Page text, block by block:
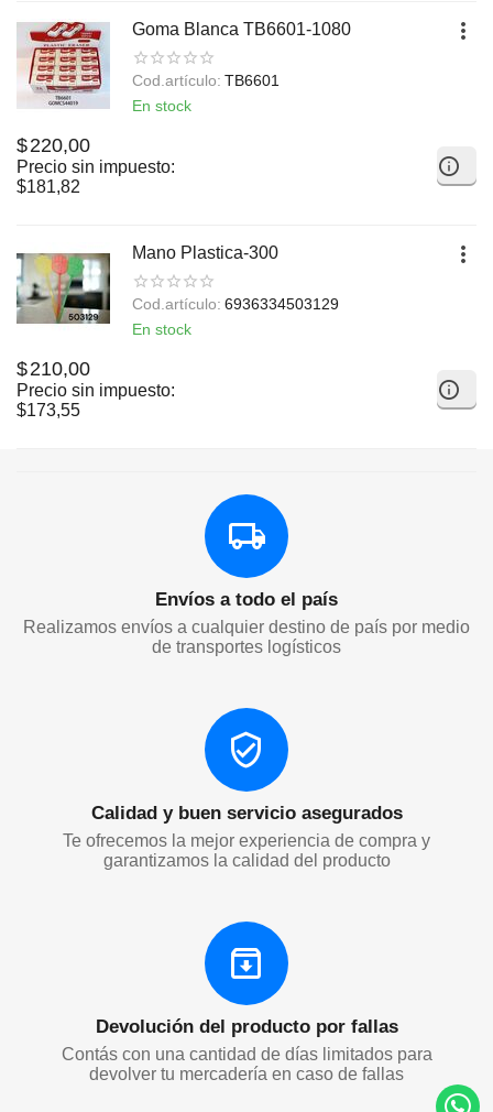
Goma Blanca TB6601-1080
Cod.artículo: TB6601
En stock
$220,00
Precio sin impuesto:
$181,82
Mano Plastica-300
Cod.artículo: 6936334503129
En stock
$210,00
Precio sin impuesto:
$173,55
Envíos a todo el país
Realizamos envíos a cualquier destino de país por medio
de transportes logísticos
Calidad y buen servicio asegurados
Te ofrecemos la mejor experiencia de compra y
garantizamos la calidad del producto
Devolución del producto por fallas
Contás con una cantidad de días limitados para
devolver tu mercadería en caso de fallas